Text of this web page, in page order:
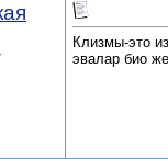
Клизмы-это
эвалар био